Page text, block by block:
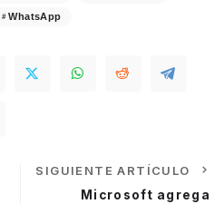
WhatsApp
SIGUIENTE ARTÍCULO
Microsoft agrega